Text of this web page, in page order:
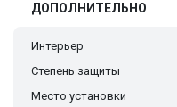
ДОПОЛНИТЕЛЬНО
Интерьер
Степень защиты
Место установки